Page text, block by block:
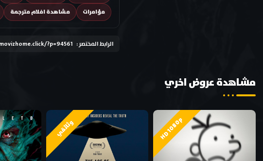
مؤامرات
مشاهدة افلام مترجمة
الرابط المختصر : ?p=94561
مشاهدة عروض اخري
HD 1080p وثائقي